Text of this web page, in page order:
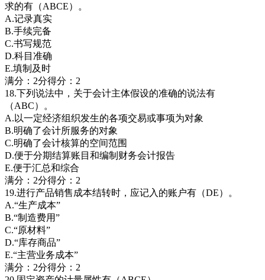
求的有（ABCE）。
A.记录真实
B.手续完备
C.书写规范
D.科目准确
E.填制及时
满分：2分得分：2
18.下列说法中，关于会计主体假设的准确的说法有
（ABC）。
A.以一定经济组织发生的各项交易或事项为对象
B.明确了会计所服务的对象
C.明确了会计核算的空间范围
D.便于分期结算账目和编制财务会计报告
E.便于汇总和综合
满分：2分得分：2
19.进行产品销售成本结转时，应记入的账户有（DE）。
A.“生产成本”
B.“制造费用”
C.“原材料”
D.“库存商品”
E.“主营业务成本”
满分：2分得分：2